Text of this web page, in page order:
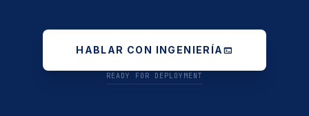
HABLAR CON INGENIERÍAterminal
READY FOR DEPLOYMENT